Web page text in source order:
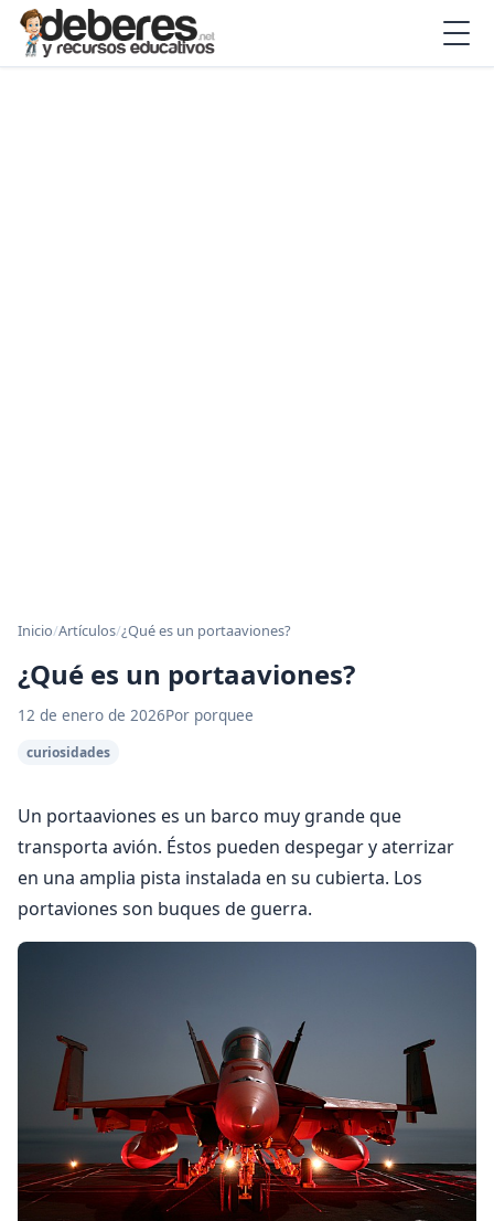
Inicio/Artículos/¿Qué es un portaaviones?
¿Qué es un portaaviones?
12 de enero de 2026Por porquee
curiosidades
Un portaaviones es un barco muy grande que
transporta avión. Éstos pueden despegar y aterrizar
en una amplia pista instalada en su cubierta. Los
portaviones son buques de guerra.